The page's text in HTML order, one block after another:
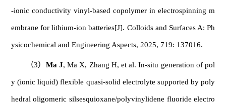
-ionic conductivity vinyl-based copolymer in electrospinning m
embrane for lithium-ion batteries[J]. Colloids and Surfaces A: Ph
ysicochemical and Engineering Aspects, 2025, 719: 137016.
（3） Ma J, Ma X, Zhang H, et al. In-situ generation of pol
y (ionic liquid) flexible quasi-solid electrolyte supported by poly
hedral oligomeric silsesquioxane/polyvinylidene fluoride electro